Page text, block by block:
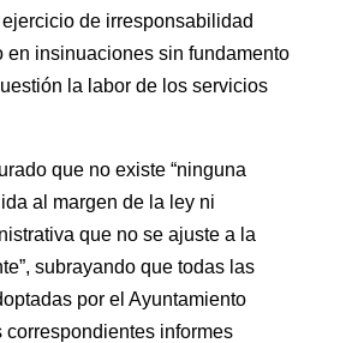
de irresponsabilidad
en insinuaciones sin fundamento
la labor de los servicios
que no existe “ninguna
al margen de la ley ni
que no se ajuste a la
subrayando que todas las
por el Ayuntamiento
correspondientes informes